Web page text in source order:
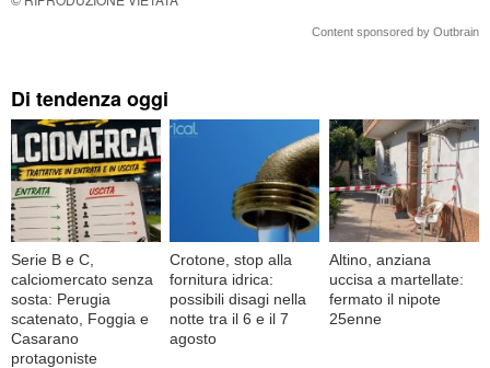
Content sponsored by Outbrain
Di tendenza oggi
Serie B e C,
calciomercato senza
sosta: Perugia
scatenato, Foggia e
Casarano
protagoniste
Crotone, stop alla
fornitura idrica:
possibili disagi nella
notte tra il 6 e il 7
agosto
Altino, anziana
uccisa a martellate:
fermato il nipote
25enne